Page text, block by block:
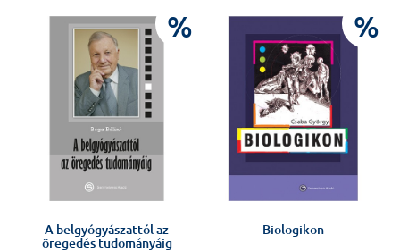
%
A belgyógyászattól az
öregedés tudományáig
%
Biologikon